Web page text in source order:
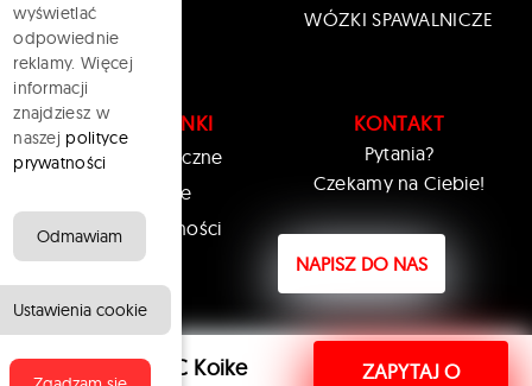
Wycinarka CNC Koike
ZAPYTAJ O
WÓZKI SPAWALNICZE
PRZYDATNE LINKI
Wsparcie techniczne
Historia Koike
Polityka prywatności
KONTAKT
Pytania?
Czekamy na Ciebie!
NAPISZ DO NAS
wyświetlać
odpowiednie
reklamy. Więcej
informacji
znajdziesz w
naszej polityce
prywatności
Ustawienia cookie
Odmawiam